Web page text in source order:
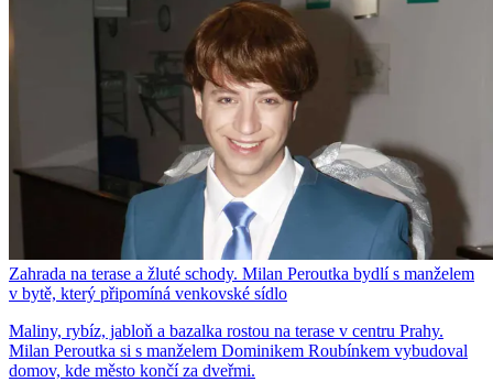
Zahrada na terase a žluté schody. Milan Peroutka bydlí s manželem
v bytě, který připomíná venkovské sídlo
Maliny, rybíz, jabloň a bazalka rostou na terase v centru Prahy.
Milan Peroutka si s manželem Dominikem Roubínkem vybudoval
domov, kde město končí za dveřmi.